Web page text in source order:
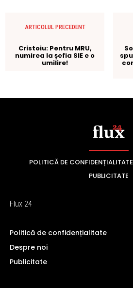
POLITICĂ DE CONFIDENȚIALITATE
PUBLICITATE
Flux 24
Politică de confidențialitate
Despre noi
Publicitate